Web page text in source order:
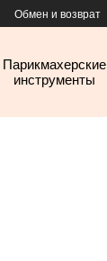
Обмен и возврат
Парикмахерские
инструменты